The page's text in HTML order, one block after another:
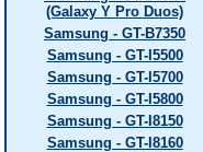
(Galaxy Y Pro Duos)
Samsung - GT-B7350
Samsung - GT-I5500
Samsung - GT-I5700
Samsung - GT-I5800
Samsung - GT-I8150
Samsung - GT-I8160